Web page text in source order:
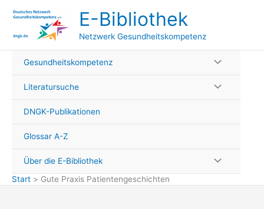
Inhalt
E-Bibliothek
Netzwerk Gesundheitskompetenz
Gesundheitskompetenz
Literatursuche
DNGK-Publikationen
Glossar A-Z
Über die E-Bibliothek
Start
Gute Praxis Patientengeschichten